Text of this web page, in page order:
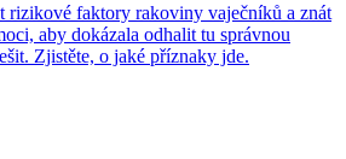
rizikové faktory rakoviny vaječníků a znát
aby dokázala odhalit tu správnou
Zjistěte, o jaké příznaky jde.